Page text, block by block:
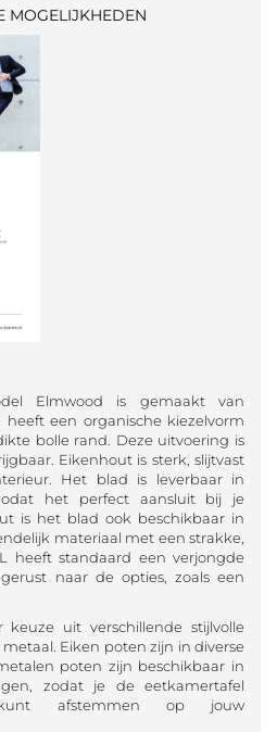
MOGELIJKHEDEN
Elmwood is gemaakt van
een organische kiezelvorm
bolle rand. Deze uitvoering is
Eikenhout is sterk, slijtvast
Het blad is leverbaar in
het perfect aansluit bij je
is het blad ook beschikbaar in
materiaal met een strakke,
heeft standaard een verjongde
naar de opties, zoals een
uit verschillende stijlvolle
Eiken poten zijn in diverse
poten zijn beschikbaar in
zodat je de eetkamertafel
afstemmen op jouw